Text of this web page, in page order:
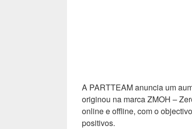
A PARTTEAM anuncia um
originou na marca ZMOH –
online e offline, com o
positivos.